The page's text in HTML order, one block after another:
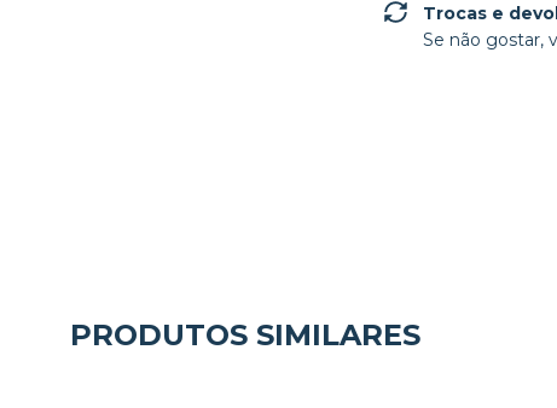
Trocas e
Se não gostar,
PRODUTOS SIMILARES